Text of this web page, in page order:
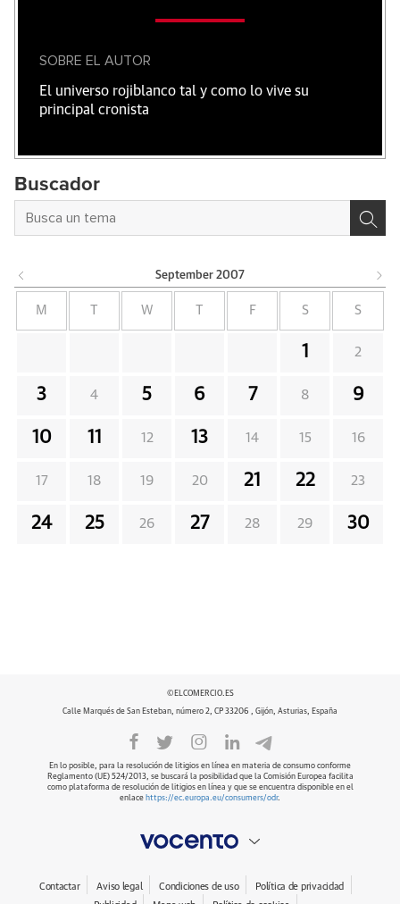
SOBRE EL AUTOR
El universo rojiblanco tal y como lo vive su
principal cronista
Buscador
September 2007
M W F S S
1 2
3 4 5 6 7 8 9
10 11 12 13 14 15 16
17 18 19 20 21 22 23
24 25 26 27 28 29 30
©ELCOMERCIO.ES
Calle Marqués de San Esteban, número 2, CP 33206 , Gijón, Asturias, España
En lo posible, para la resolución de litigios en línea en materia de consumo conforme
Reglamento (UE) 524/2013, se buscará la posibilidad que la Comisión Europea facilita
como plataforma de resolución de litigios en línea y que se encuentra disponible en el
enlace https://ec.europa.eu/consumers/odr.
Contactar Aviso legal Condiciones de uso
Política de privacidad